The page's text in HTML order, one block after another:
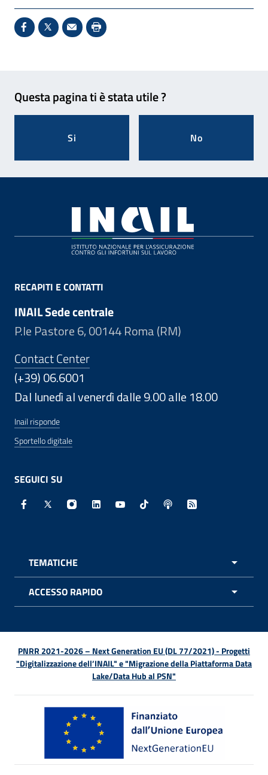
Condividi su Facebook - Sito esterno - Apertura in
X - Sito esterno - Apertura in nuova finestra
Invio Mail: apre il programma di posta
Stampa pagina: scelta meno
Questa pagina ti è stata utile ?
Si No
RECAPITI E CONTATTI
INAIL Sede centrale
P.le Pastore 6, 00144 Roma (RM)
Contact Center
(+39) 06.6001
Dal lunedì al venerdì dalle 9.00 alle 18.00
Inail risponde
Sportello digitale
SEGUICI SU
Facebook - Sito esterno - Apertura in nuova finestra
X - Sito esterno - Apertura in nuova finestra
Instagram - Sito esterno - Apertura in
Linkedin - Sito esterno - Apertura in
Youtube - Sito esterno -
TikTok - Sito esterno -
Spreaker - Sito
Feed RSS -
TEMATICHE
ACCESSO RAPIDO
PNRR 2021-2026 – Next Generation EU (DL 77/2021) - Progetti
"Digitalizzazione dell’INAIL" e "Migrazione della Piattaforma Data
Lake/Data Hub al PSN"